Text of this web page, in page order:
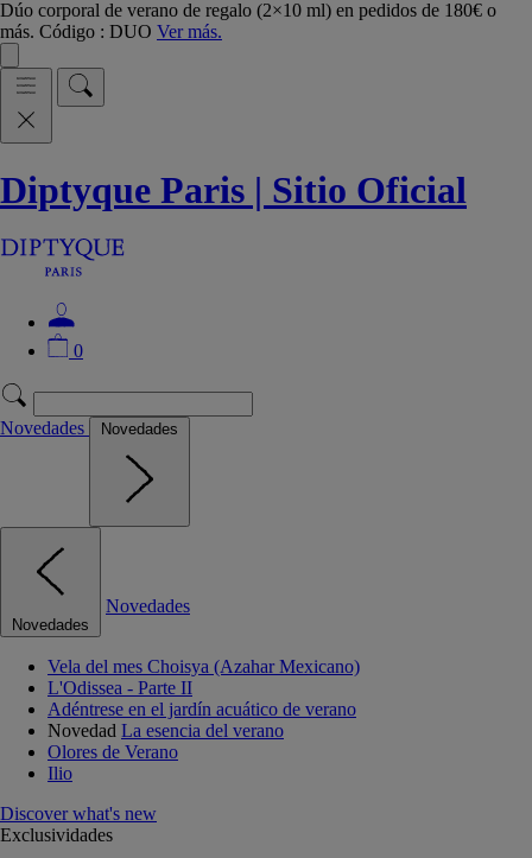
Dúo corporal de verano de regalo (2×10 ml) en pedidos de 180€ o
más. Código : DUO Ver más.
Diptyque Paris | Sitio Oficial
0
Novedades Novedades
Novedades
Novedades
Vela del mes Choisya (Azahar Mexicano)
L'Odissea - Parte II
Adéntrese en el jardín acuático de verano
Novedad La esencia del verano
Olores de Verano
Ilio
Discover what's new
Exclusividades